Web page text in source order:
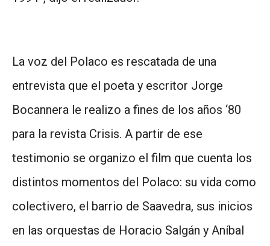
La voz del Polaco es rescatada de una
entrevista que el poeta y escritor Jorge
Bocannera le realizo a fines de los años ‘80
para la revista Crisis. A partir de ese
testimonio se organizo el film que cuenta los
distintos momentos del Polaco: su vida como
colectivero, el barrio de Saavedra, sus inicios
en las orquestas de Horacio Salgán y Aníbal